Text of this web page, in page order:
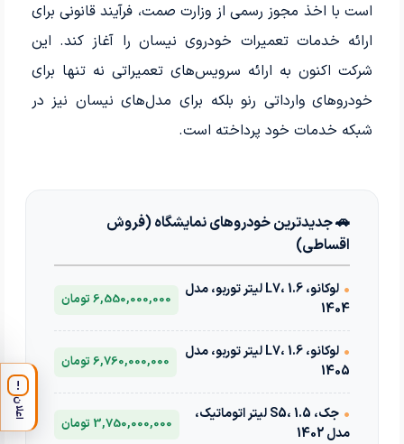
است با اخذ مجوز رسمی از وزارت صمت، فرآیند قانونی برای
ارائه خدمات تعمیرات خودروی نیسان را آغاز کند. این
شرکت اکنون به ارائه سرویس‌های تعمیراتی نه تنها برای
خودروهای وارداتی رنو بلکه برای مدل‌های نیسان نیز در
شبکه خدمات خود پرداخته است.
🚗 جدیدترین خودروهای نمایشگاه (فروش
اقساطی)
•
لوکانو، L7، 1.6 لیتر توربو، مدل
1404
6,550,000,000 تومان
•
لوکانو، L7، 1.6 لیتر توربو، مدل
1405
6,760,000,000 تومان
•
جک، S5، 1.5 لیتر اتوماتیک،
مدل 1402
3,750,000,000 تومان
!
اعلان